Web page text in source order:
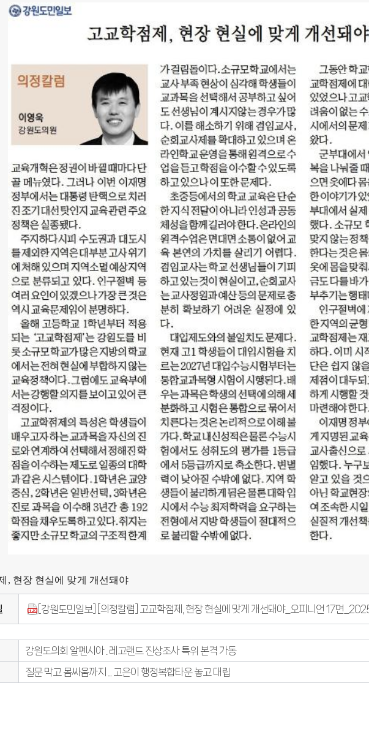
, 현장 현실에 맞게 개선돼야
[강원도민일보] [의정칼럼] 고교학점제, 현장 현실에 맞게 개선돼야_오피니언 17면
강원도의회 알펜시아 . 레고랜드 진상조사 특위 본격 가동
질문 막고 몸싸움까지 ... 고은이 행정복합타운 놓고 대립